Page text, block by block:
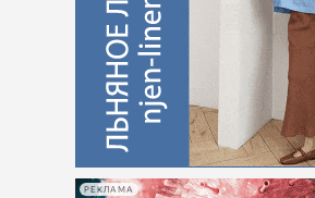
РЕКЛАМА